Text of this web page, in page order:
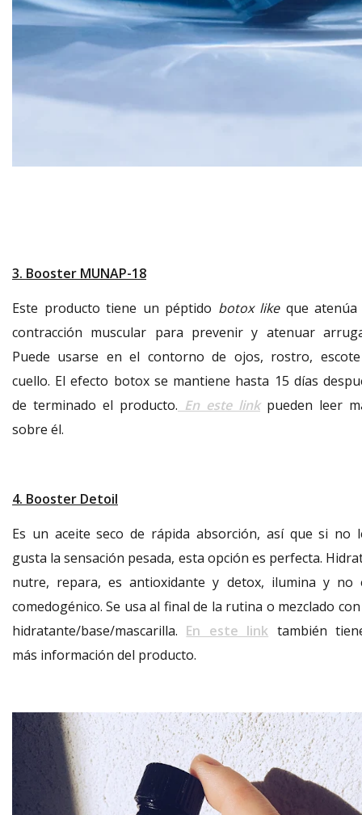
3. Booster MUNAP-18
Este producto tiene un péptido botox likeque atenúa
contracción muscular para prevenir y atenuar
Puede usarse en el contorno de ojos, rostro,
cuello. El efecto botox se mantiene hasta 15 días
de terminado el producto. En este linkpueden leer
sobre él.
4. Booster Detoil
Es un aceite seco de rápida absorción, así que si no
gusta la sensación pesada, esta opción es perfecta.
nutre, repara, es antioxidante y detox, ilumina y no
comedogénico. Se usa al final de la rutina o mezclado
hidratante/base/mascarilla. En este link también
más información del producto.